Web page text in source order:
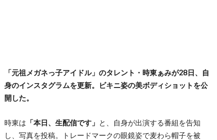
「元祖メガネっ子アイドル」のタレント・時東ぁみが28日、自
身のインスタグラムを更新。ビキニ姿の美ボディショットを公
開した。
時東は 「本日、生配信です」 と、自身が出演する番組を告知
し、写真を投稿。トレードマークの眼鏡姿で麦わら帽子を被